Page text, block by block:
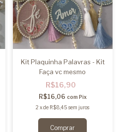
Kit Plaquinha Palavras - Kit
Faça vc mesmo
R$16,90
R$16,06 com Pix
2 xde R$8,45 sem juros
Comprar